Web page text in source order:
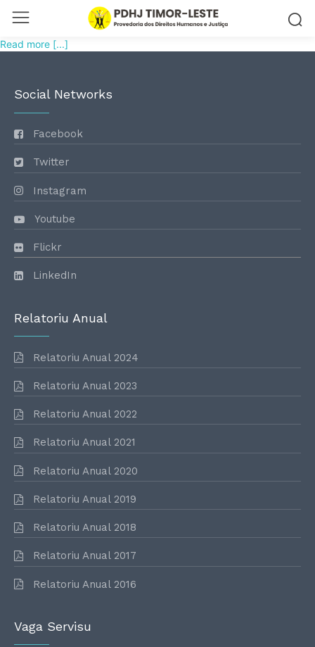
Read more [...]
Social Networks
Facebook
Twitter
Instagram
Youtube
Flickr
LinkedIn
Relatoriu Anual
Relatoriu Anual 2024
Relatoriu Anual 2023
Relatoriu Anual 2022
Relatoriu Anual 2021
Relatoriu Anual 2020
Relatoriu Anual 2019
Relatoriu Anual 2018
Relatoriu Anual 2017
Relatoriu Anual 2016
Vaga Servisu